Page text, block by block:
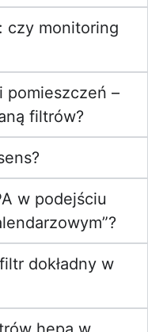
czy monitoring
pomieszczeń –
filtrów?
w podejściu
dokładny w